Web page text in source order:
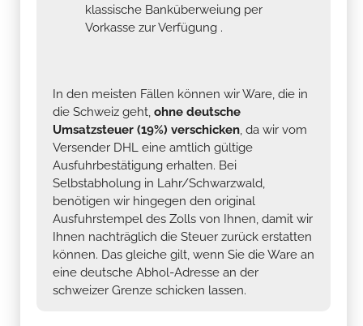
klassische Banküberweiung per
Vorkasse zur Verfügung .
In den meisten Fällen können wir Ware, die in
die Schweiz geht, ohne deutsche
Umsatzsteuer (19%) verschicken, da wir vom
Versender DHL eine amtlich gültige
Ausfuhrbestätigung erhalten. Bei
Selbstabholung in Lahr/Schwarzwald,
benötigen wir hingegen den original
Ausfuhrstempel des Zolls von Ihnen, damit wir
Ihnen nachträglich die Steuer zurück erstatten
können. Das gleiche gilt, wenn Sie die Ware an
eine deutsche Abhol-Adresse an der
schweizer Grenze schicken lassen.